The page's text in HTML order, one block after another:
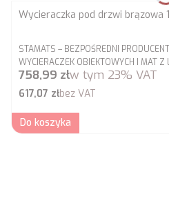
Wycieraczka pod drzwi brązowa
PRODUCENT
STAMATS – BEZPOŚREDNI
WYCIERACZEK OBIEKTOWYCH I MAT Z
Cena brutto
758,99 złw tym 23% VAT
Cena netto
617,07 złbez VAT
Do koszyka